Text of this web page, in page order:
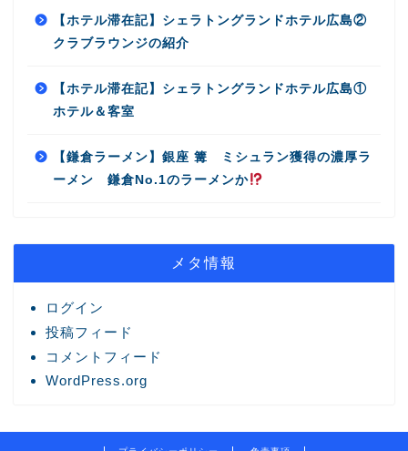
【ホテル滞在記】シェラトングランドホテル広島②
クラブラウンジの紹介
【ホテル滞在記】シェラトングランドホテル広島①
ホテル＆客室
【鎌倉ラーメン】銀座 篝 ミシュラン獲得の濃厚ラ
ーメン 鎌倉No.1のラーメンか
メタ情報
ログイン
投稿フィード
コメントフィード
WordPress.org